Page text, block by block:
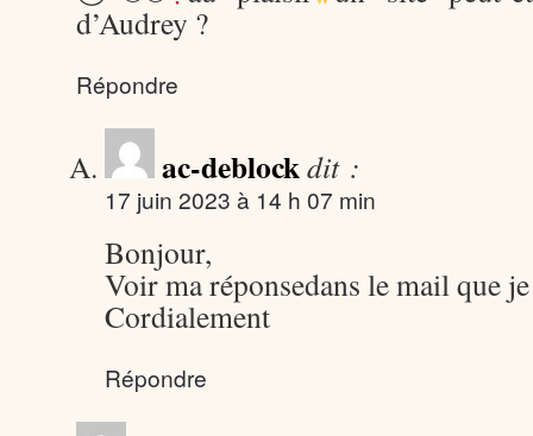
d’Audrey ?
Répondre
ac-deblockdit :
17 juin 2023 à 14 h 07 min
Bonjour,
Voir ma réponsedans le mail que
Cordialement
Répondre